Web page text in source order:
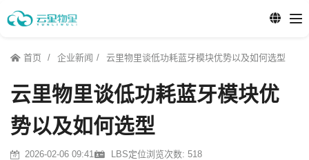
首页 企业新闻 云里物里谈低功耗蓝牙模块优势以及如何选型
云里物里谈低功耗蓝牙模块优
势以及如何选型
2026-02-06 09:41 LBS定位浏览次数: 518